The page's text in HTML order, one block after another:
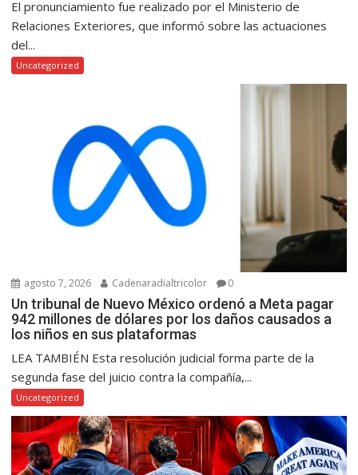
El pronunciamiento fue realizado por el Ministerio de
Relaciones Exteriores, que informó sobre las actuaciones
del...
Uncategorized
agosto 7, 2026 Cadenaradialtricolor 0
Un tribunal de Nuevo México ordenó a Meta pagar
942 millones de dólares por los daños causados a
los niños en sus plataformas
LEA TAMBIÉN Esta resolución judicial forma parte de la
segunda fase del juicio contra la compañía,...
Uncategorized